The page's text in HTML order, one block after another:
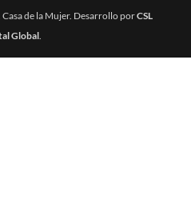
de la Mujer. Desarrollo porCSL
Global.